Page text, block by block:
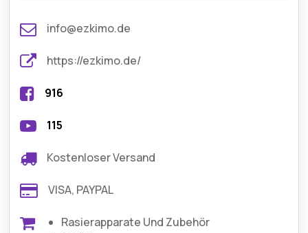
info@ezkimo.de
https://ezkimo.de/
916
115
Kostenloser Versand
VISA, PAYPAL
Rasierapparate Und Zubehör